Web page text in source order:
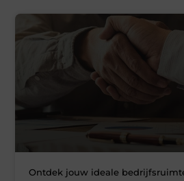
Ontdek jouw ideale